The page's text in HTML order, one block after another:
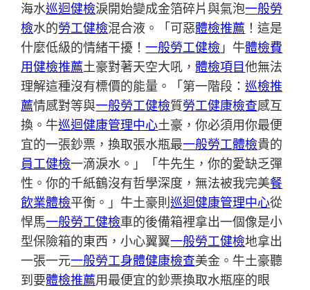
海水巡迴健檢淚開始變成金箔碎片與氣泡一般勞
檢水的勞工健檢混合液。「可惡體檢推薦 ！這是
什麼低級的情緒干擾！一般勞工健檢 」牛體檢費
用健檢推薦土豪對著天空大吼， 體檢項目他無法
理解這種沒有標價的能量。「第一階段：巡檢推
薦情感對等與一般勞工健檢質勞工健康檢查感互
換。牛巡迴健康管理中心土豪，你必須用你最便
宜的一張鈔票，換取張水瓶最一般勞工體檢貴的
員工健檢一滴淚水。」「牛先生，你的愛缺乏彈
性。你的千紙鶴沒有哲學深度，無法被我完美餐
飲業體檢平衡。」牛土豪則巡迴健康管理中心從
悍馬一般勞工健檢車的後備箱裡拿出一個像是小
型保險箱的東西，小心翼翼一般勞工健檢地拿出
一張一元一般勞工身體健康檢查美金。牛土豪聽
到要體檢推薦用最便宜的鈔票換取水瓶座的眼